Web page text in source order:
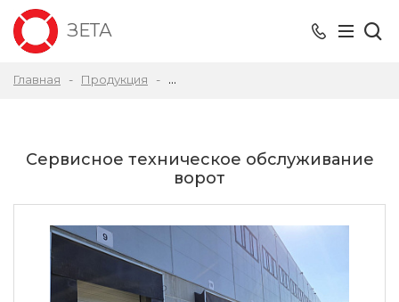
ЗЕТА
Главная Продукция Ремонт промышленных подъемно
Сервисное техническое обслуживание
ворот